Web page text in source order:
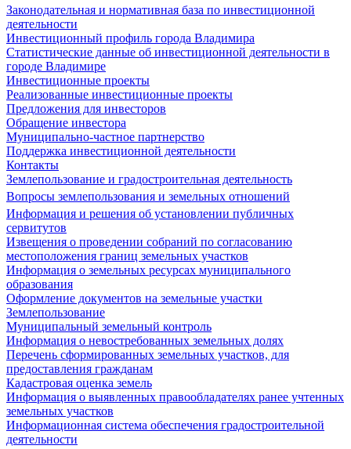
Законодательная и нормативная база по инвестиционной
деятельности
Инвестиционный профиль города Владимира
Статистические данные об инвестиционной деятельности в
городе Владимире
Инвестиционные проекты
Реализованные инвестиционные проекты
Предложения для инвесторов
Обращение инвестора
Муниципально-частное партнерство
Поддержка инвестиционной деятельности
Контакты
Землепользование и градостроительная деятельность
Вопросы землепользования и земельных отношений
Информация и решения об установлении публичных
сервитутов
Извещения о проведении собраний по согласованию
местоположения границ земельных участков
Информация о земельных ресурсах муниципального
образования
Оформление документов на земельные участки
Землепользование
Муниципальный земельный контроль
Информация о невостребованных земельных долях
Перечень сформированных земельных участков, для
предоставления гражданам
Кадастровая оценка земель
Информация о выявленных правообладателях ранее учтенных
земельных участков
Информационная система обеспечения градостроительной
деятельности